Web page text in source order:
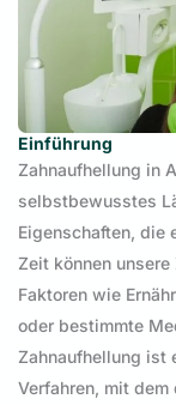
Einführung
Zahnaufhellung in
selbstbewusstes
Eigenschaften, die
Zeit können
Faktoren wie
oder bestimmte
Zahnaufhellung ist
Verfahren, mit